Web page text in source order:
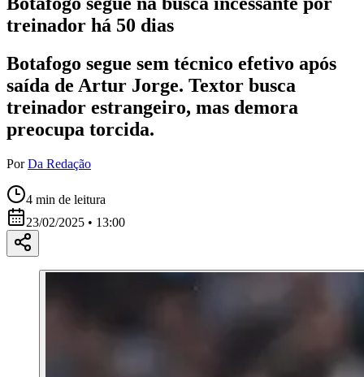
treinador há 50 dias
Botafogo segue sem técnico efetivo após
saída de Artur Jorge. Textor busca
treinador estrangeiro, mas demora
preocupa torcida.
Por Da Redação
4 min de leitura
23/02/2025 • 13:00